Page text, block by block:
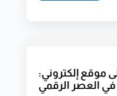
موقع إلكتروني:
العصر الرقمي